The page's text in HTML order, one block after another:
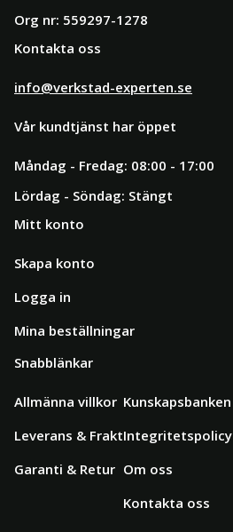
Org nr: 559297-1278
Kontakta oss
info@verkstad-experten.se
Vår kundtjänst har öppet
Måndag - Fredag: 08:00 - 17:00
Lördag - Söndag: Stängt
Mitt konto
Skapa konto
Logga in
Mina beställningar
Snabblänkar
Allmänna villkor
Leverans & Frakt
Garanti & Retur
Kunskapsbanken
Integritetspolicy
Om oss
Kontakta oss